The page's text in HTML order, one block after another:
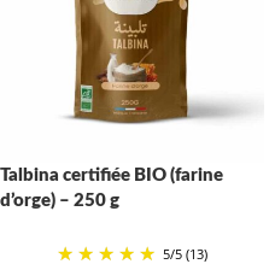
Talbina certifiée BIO (farine
d’orge) – 250 g
5/5 (13)